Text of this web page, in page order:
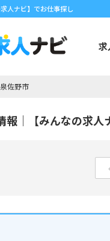
人ナビ】でお仕事探し
求
泉佐野市
報｜【みんなの求人